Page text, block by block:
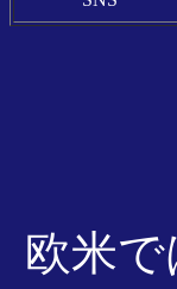
欧米で